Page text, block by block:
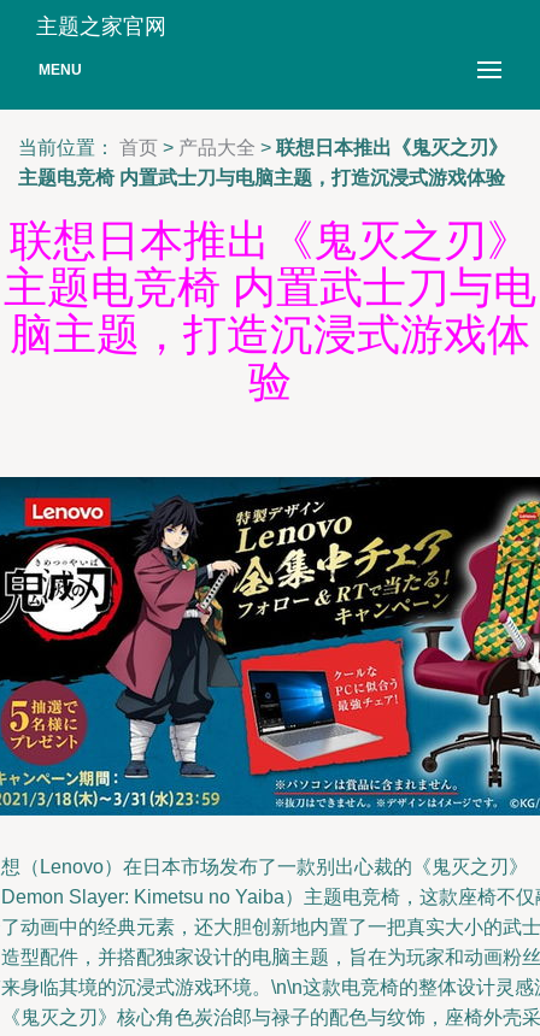
主题之家官网
MENU
当前位置： 首页 > 产品大全 > 联想日本推出《鬼灭之刃》
主题电竞椅 内置武士刀与电脑主题，打造沉浸式游戏体验
联想日本推出《鬼灭之刃》
主题电竞椅 内置武士刀与电
脑主题，打造沉浸式游戏体
验
（Lenovo）在日本市场发布了一款别出心裁的《鬼灭之刃》
Slayer: Kimetsu no Yaiba）主题电竞椅，这款座椅不仅
动画中的经典元素，还大胆创新地内置了一把真实大小的武士
型配件，并搭配独家设计的电脑主题，旨在为玩家和动画粉丝
身临其境的沉浸式游戏环境。\n\n这款电竞椅的整体设计灵感
鬼灭之刃》核心角色炭治郎与禄子的配色与纹饰，座椅外壳采